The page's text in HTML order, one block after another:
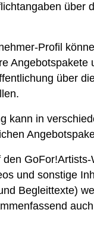
über
Profil
Angebotspakete
über
kann in
GoFor!Artists-
und sonstige
Begleittexte)
auch